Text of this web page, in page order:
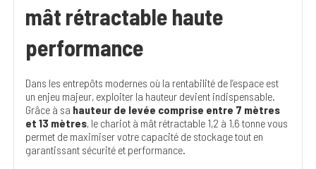
mât rétractable haute
performance
Dans les entrepôts modernes où la rentabilité de l’espace est
un enjeu majeur, exploiter la hauteur devient indispensable.
Grâce à sa hauteur de levée comprise entre 7 mètres
et 13 mètres, le chariot à mât rétractable 1,2 à 1,6 tonne vous
permet de maximiser votre capacité de stockage tout en
garantissant sécurité et performance.